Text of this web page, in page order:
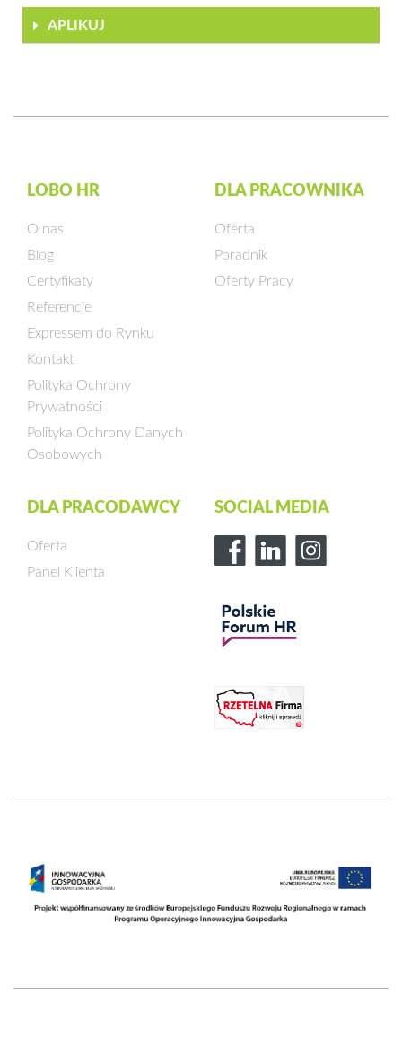
APLIKUJ
LOBO HR
O nas
Blog
Certyfikaty
Referencje
Expressem do Rynku
Kontakt
Polityka Ochrony
Prywatności
Polityka Ochrony Danych
Osobowych
DLA PRACOWNIKA
Oferta
Poradnik
Oferty Pracy
DLA PRACODAWCY
Oferta
Panel Klienta
SOCIAL MEDIA